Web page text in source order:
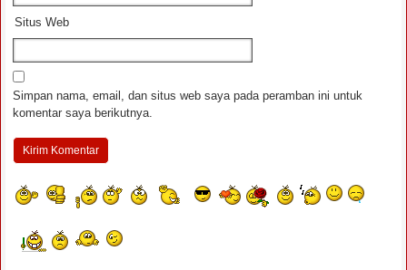
Situs Web
Simpan nama, email, dan situs web saya pada peramban ini untuk
komentar saya berikutnya.